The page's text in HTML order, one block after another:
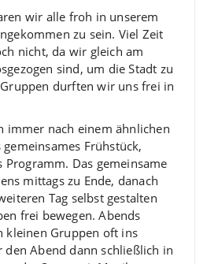
wir alle froh in unserem
zu sein. Viel Zeit
nicht, da wir gleich am
sind, um die Stadt zu
durften wir uns frei in
immer nach einem ähnlichen
Frühstück,
Programm. Das gemeinsame
mittags zu Ende, danach
Tag selbst gestalten
frei bewegen. Abends
kleinen Gruppen oft ins
den Abend dann schließlich in